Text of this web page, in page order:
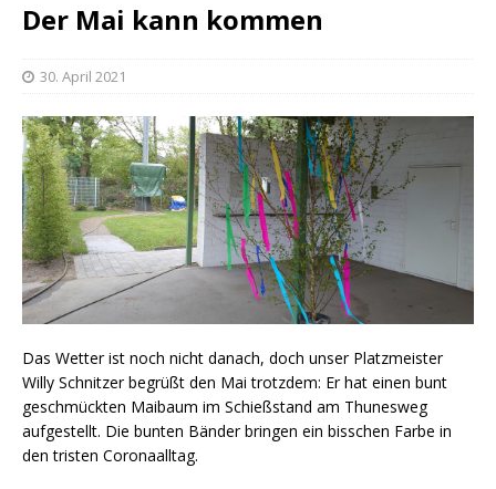
Der Mai kann kommen
30. April 2021
Das Wetter ist noch nicht danach, doch unser Platzmeister
Willy Schnitzer begrüßt den Mai trotzdem: Er hat einen bunt
geschmückten Maibaum im Schießstand am Thunesweg
aufgestellt. Die bunten Bänder bringen ein bisschen Farbe in
den tristen Coronaalltag.